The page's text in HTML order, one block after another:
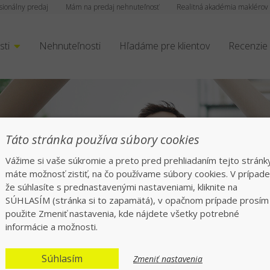
Realitná akadémia maklérov
Mám na predaj nehnuteľnosť
predaj
Nehnuteľnosti Hľadáme pre klientov Recenzie
v
spokojných klientov po celom
Táto stránka používa súbory cookies
Vážime si vaše súkromie a preto pred prehliadaním tejto
máte možnosť zistiť, na čo používame súbory cookies. V
že súhlasíte s prednastavenými nastaveniami, kliknite na
SÚHLASÍM (stránka si to zapamätá), v opačnom prípade prosím
použite Zmeniť nastavenia, kde nájdete všetky potrebné
informácie a možnosti.
Súhlasím Zmeniť nastavenia